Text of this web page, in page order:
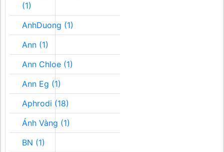
(1)
AnhDuong (1)
Ann (1)
Ann Chloe (1)
Ann Eg (1)
Aphrodi (18)
Ánh Vàng (1)
BN (1)